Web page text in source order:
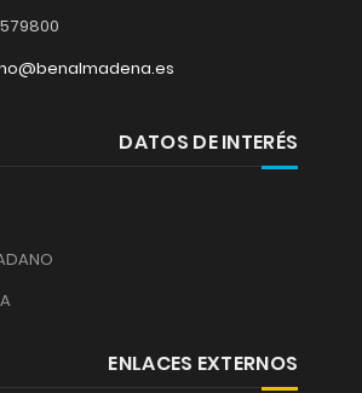
DATOS DE INTERÉS
ENLACES EXTERNOS